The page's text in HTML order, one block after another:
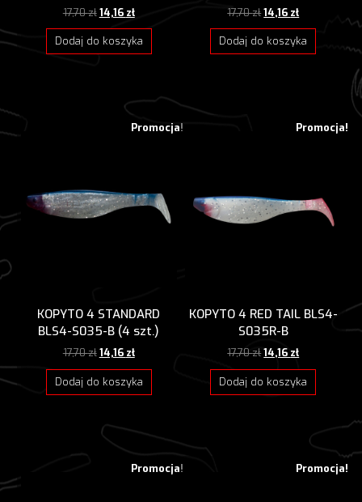
17,70złPierwotna
cena
wynosiła:
17,70 zł.
14,16 złAktualna
cena
wynosi:
14,16 zł.
Dodaj do koszyka
17,70złPierwotna
cena
wynosiła:
17,70 zł.
14,16 złAktualna
cena
wynosi:
14,16 zł.
Dodaj do koszyka
Promocja!
KOPYTO 4 STANDARD
BLS4-S035-B (4 szt.)
17,70złPierwotna
cena
wynosiła:
17,70 zł.
14,16 złAktualna
cena
wynosi:
14,16 zł.
Dodaj do koszyka
Promocja!
KOPYTO 4 RED TAIL BLS4-
S035R-B
17,70złPierwotna
cena
wynosiła:
17,70 zł.
14,16 złAktualna
cena
wynosi:
14,16 zł.
Dodaj do koszyka
Promocja! Promocja!